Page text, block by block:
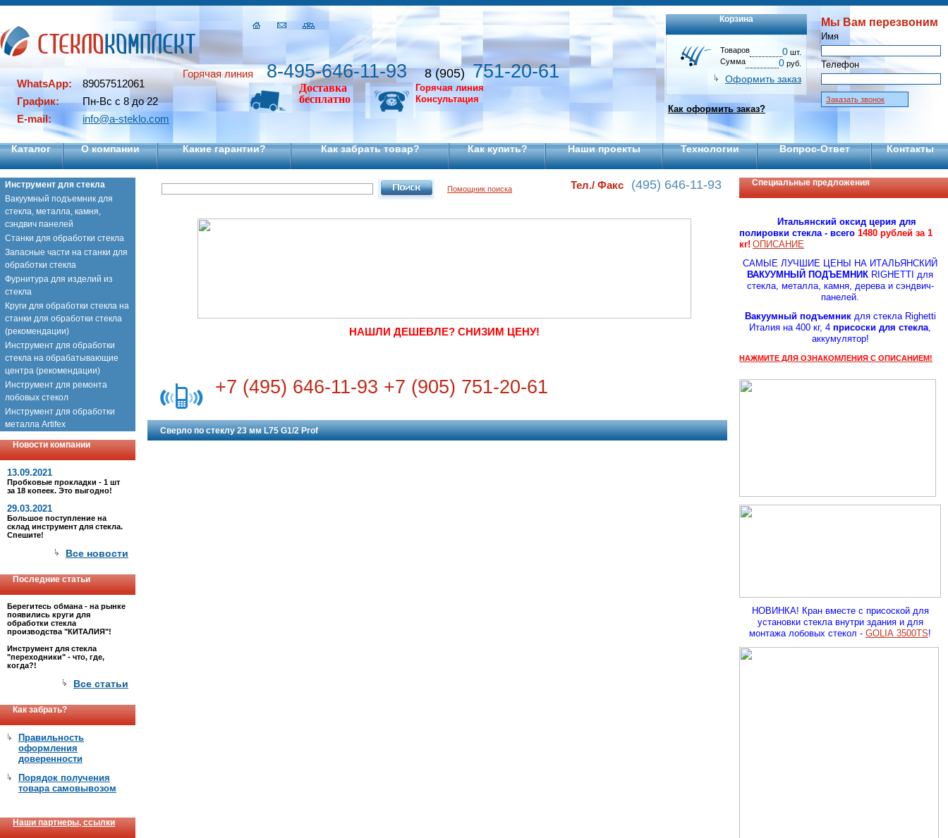
WhatsApp:
89057512061
График:
Пн-Вс с 8 до 22
E-mail:
info@a-steklo.com
Горячая линия 8-495-646-11-93 8 (905) 751-20-61
Доставка
бесплатно
Горячая линия
Консультация
Корзина
Товаров 0 шт.
Сумма
0 руб.
Оформить заказ
Как оформить заказ?
Мы Вам перезвоним
Имя
Телефон
Заказать звонок
Каталог О компании Какие гарантии? Как забрать товар? Как купить? Наши проекты Технологии Вопрос-Ответ Контакты
Инструмент для стекла
Вакуумный подъемник для
стекла, металла, камня,
сэндвич панелей
Станки для обработки стекла
Запасные части на станки для
обработки стекла
Фурнитура для изделий из
стекла
Круги для обработки стекла на
станки для обработки стекла
(рекомендации)
Инструмент для обработки
стекла на обрабатывающие
центра (рекомендации)
Инструмент для ремонта
лобовых стекол
Инструмент для обработки
металла Artifex
Новости компании
13.09.2021
Пробковые прокладки - 1 шт
за 18 копеек. Это выгодно!
29.03.2021
Большое поступление на
склад инструмент для стекла.
Спешите!
Все новости
Последние статьи
Берегитесь обмана - на рынке
появились круги для
обработки стекла
производства "КИТАЛИЯ"!
Инструмент для стекла
"переходники" - что, где,
когда?!
Все статьи
Как забрать?
Правильность
оформления
доверенности
Порядок получения
товара самовывозом
Наши партнеры, ссылки
Помощник поиска Тел./ Факс (495) 646-11-93
НАШЛИ ДЕШЕВЛЕ? СНИЗИМ ЦЕНУ!
+7 (495) 646-11-93 +7 (905) 751-20-61
Сверло по стеклу 23 мм L75 G1/2 Prof
Специальные предложения
Итальянский оксид церия для
полировки стекла - всего 1480 рублей за 1
кг! ОПИСАНИЕ
CАМЫЕ ЛУЧШИЕ ЦЕНЫ НА ИТАЛЬЯНСКИЙ
ВАКУУМНЫЙ ПОДЪЕМНИК RIGHETTI для
стекла, металла, камня, дерева и сэндвич-
панелей.
Вакуумный подъемникдля стекла Righetti
Италия на 400 кг, 4 присоски для стекла,
аккумулятор!
НАЖМИТЕ ДЛЯ ОЗНАКОМЛЕНИЯ С ОПИСАНИЕМ!
НОВИНКА! Кран вместе с присоской для
установки стекла внутри здания и для
монтажа лобовых стекол - GOLIA 3500TS!